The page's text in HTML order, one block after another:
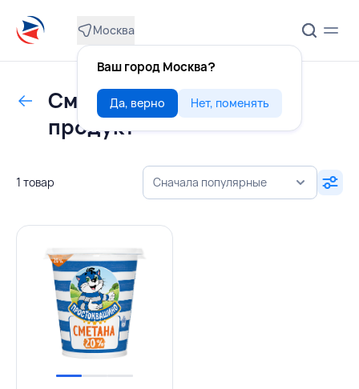
Москва
Ваш город Москва?
Да, верно Нет, поменять
Сметана, сметанный
продукт
1 товар Сначала популярные